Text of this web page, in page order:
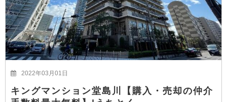
2022年03月01日
キングマンション堂島川【購入・売却の仲介